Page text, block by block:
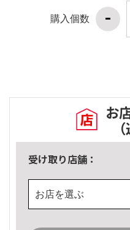
購入個数
お
受け取り店舗：
お店を選ぶ